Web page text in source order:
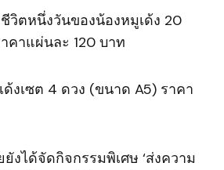
วิตหนึ่งวันของน้องหมูเด้ง 20
คาแผ่นละ 120 บาท
งเซต 4 ดวง (ขนาด A5) ราคา
งได้จัดกิจกรรมพิเศษ ‘ส่งความ